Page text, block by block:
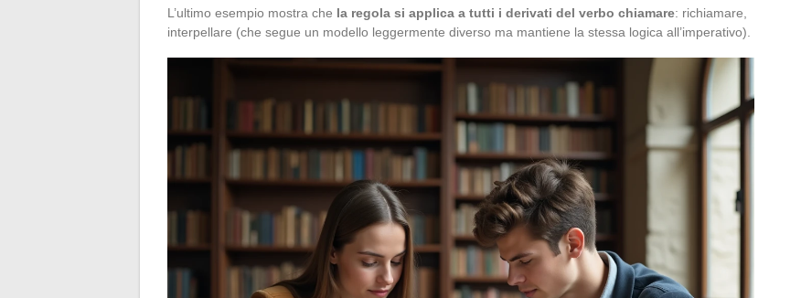
L’ultimo esempio mostra che la regola si applica a tutti i derivati del verbo chiamare: richiamare,
interpellare (che segue un modello leggermente diverso ma mantiene la stessa logica all’imperativo).